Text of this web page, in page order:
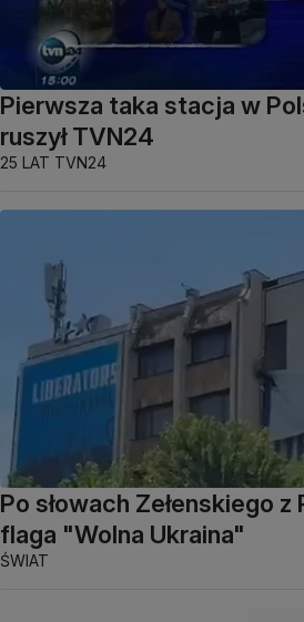
Pierwsza taka stacja w
ruszył TVN24
25 LAT TVN24
Po słowach Zełenskiego z
flaga "Wolna Ukraina"
ŚWIAT